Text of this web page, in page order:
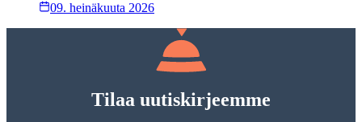
09. heinäkuuta 2026
Tilaa uutiskirjeemme